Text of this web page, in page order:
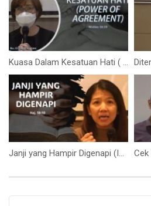
Kuasa Dalam Kesatuan Hati ( Power of Agreement) (Ibu. Elizabeth Mutiara)
Janji yang Hampir Digenapi (Ibu Siane)